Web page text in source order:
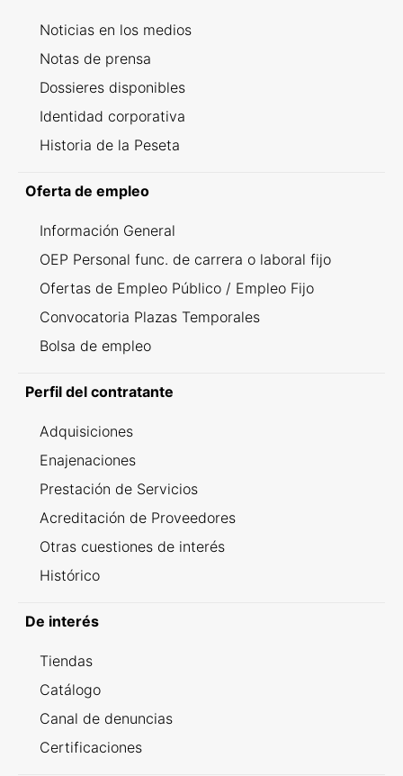
Noticias en los medios
Notas de prensa
Dossieres disponibles
Identidad corporativa
Historia de la Peseta
Oferta de empleo
Información General
OEP Personal func. de carrera o laboral fijo
Ofertas de Empleo Público / Empleo Fijo
Convocatoria Plazas Temporales
Bolsa de empleo
Perfil del contratante
Adquisiciones
Enajenaciones
Prestación de Servicios
Acreditación de Proveedores
Otras cuestiones de interés
Histórico
De interés
Tiendas
Catálogo
Canal de denuncias
Certificaciones